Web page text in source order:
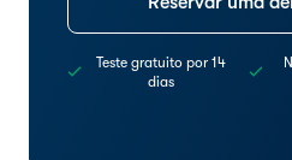
Teste gratuito por 14
dias